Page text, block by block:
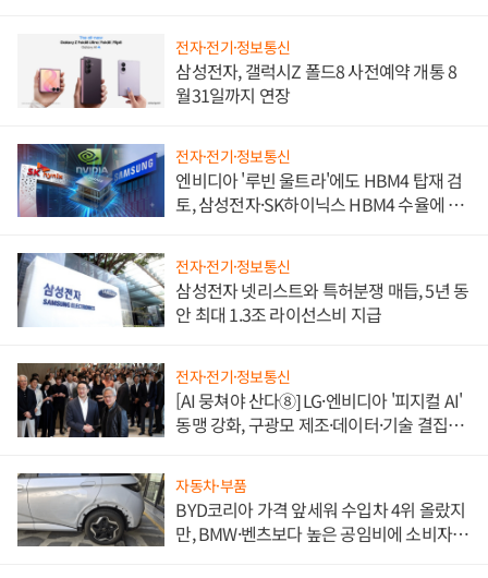
전자·전기·정보통신
삼성전자, 갤럭시Z 폴드8 사전예약 개통 8
월31일까지 연장
전자·전기·정보통신
엔비디아 '루빈 울트라'에도 HBM4 탑재 검
토, 삼성전자·SK하이닉스 HBM4 수율에 주
전자·전기·정보통신
삼성전자 넷리스트와 특허분쟁 매듭, 5년 동
안 최대 1.3조 라이선스비 지급
전자·전기·정보통신
[AI 뭉쳐야 산다⑧] LG·엔비디아 '피지컬 AI'
동맹 강화, 구광모 제조·데이터·기술 결집
자동차·부품
BYD코리아 가격 앞세워 수입차 4위 올랐지
만, BMW·벤츠보다 높은 공임비에 소비자